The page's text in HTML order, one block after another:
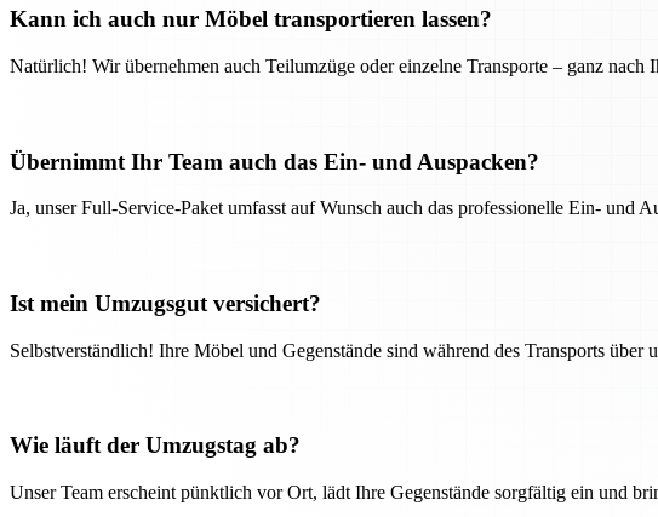
Kann ich auch nur Möbel transportieren lassen?
Natürlich! Wir übernehmen auch Teilumzüge oder einzelne Transporte – ganz nach
Übernimmt Ihr Team auch das Ein- und Auspacken?
Ja, unser Full-Service-Paket umfasst auf Wunsch auch das professionelle Ein- und
Ist mein Umzugsgut versichert?
Selbstverständlich! Ihre Möbel und Gegenstände sind während des Transports über
Wie läuft der Umzugstag ab?
Unser Team erscheint pünktlich vor Ort, lädt Ihre Gegenstände sorgfältig ein und